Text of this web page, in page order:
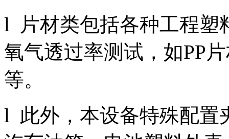
l 片材类包括各种工程塑
氧气透过率测试，如PP
等。
l 此外，本设备特殊配置